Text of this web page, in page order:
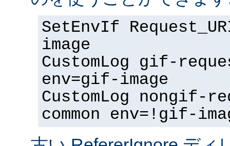
SetEnvIf
image
CustomLog gif-
env=gif-image
CustomLog nongif-
common env=!gif-